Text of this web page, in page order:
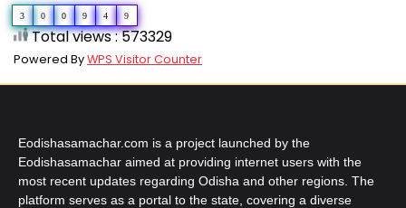
3 0 0 9 4 9
Total views : 573329
Powered ByWPS Visitor Counter
Eodishasamachar.com is a project launched by the
Eodishasamachar aimed at providing internet users with the
most recent updates regarding Odisha and other regions. The
platform serves as a portal to the state, covering a diverse